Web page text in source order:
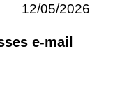
12/05/2026
e-mail